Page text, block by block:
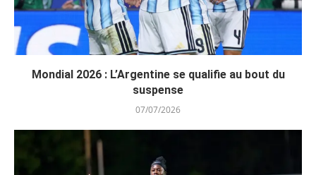
Mondial 2026 : L’Argentine se qualifie au bout du
suspense
07/07/2026